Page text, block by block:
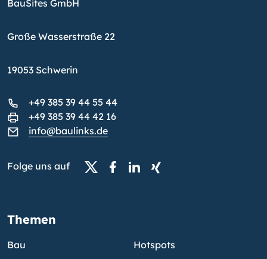
BauSites GmbH
Große Wasserstraße 22
19053 Schwerin
+49 385 39 44 55 44
+49 385 39 44 42 16
info@baulinks.de
Folge uns auf
Themen
Bau
Hotspots